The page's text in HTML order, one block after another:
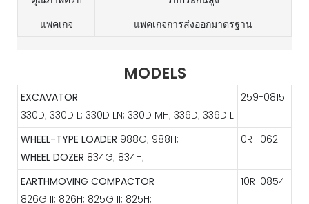
แพคเกจ
แพคเกจการส่งออกมาตรฐาน
MODELS
EXCAVATOR
330D; 330D L; 330D LN; 330D MH; 336D; 336D L
259-0815
WHEEL-TYPE LOADER 988G; 988H;
WHEEL DOZER 834G; 834H;
0R-1062
EARTHMOVING COMPACTOR
826G II; 826H; 825G II; 825H;
10R-0854